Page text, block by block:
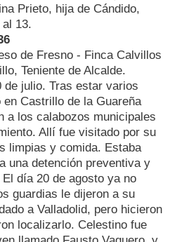
Prieto, hija de Cándido,
13.
de Fresno - Finca Calvillos
Teniente de Alcalde.
julio. Tras estar varios
Castrillo de la Guareña
a los calabozos municipales
Allí fue visitado por su
limpias y comida. Estaba
una detención preventiva y
día 20 de agosto ya no
guardias le dijeron a su
a Valladolid, pero hicieron
localizarlo. Celestino fue